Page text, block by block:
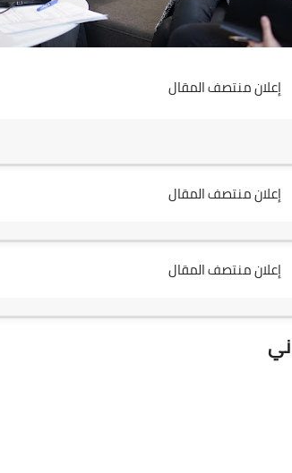
إعلان منتصف المقال
إعلان منتصف المقال
إعلان منتصف المقال